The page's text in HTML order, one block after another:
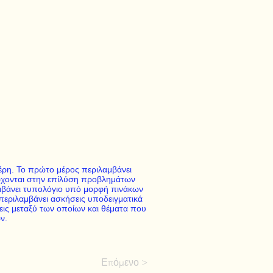
Το πρώτο μέρος περιλαμβάνει
στην επίλύση προβλημάτων
τυπολόγιο υπό μορφή πινάκων
ασκήσεις υποδειγματικά
μεταξύ των οποίων και θέματα που
Επόμενο >